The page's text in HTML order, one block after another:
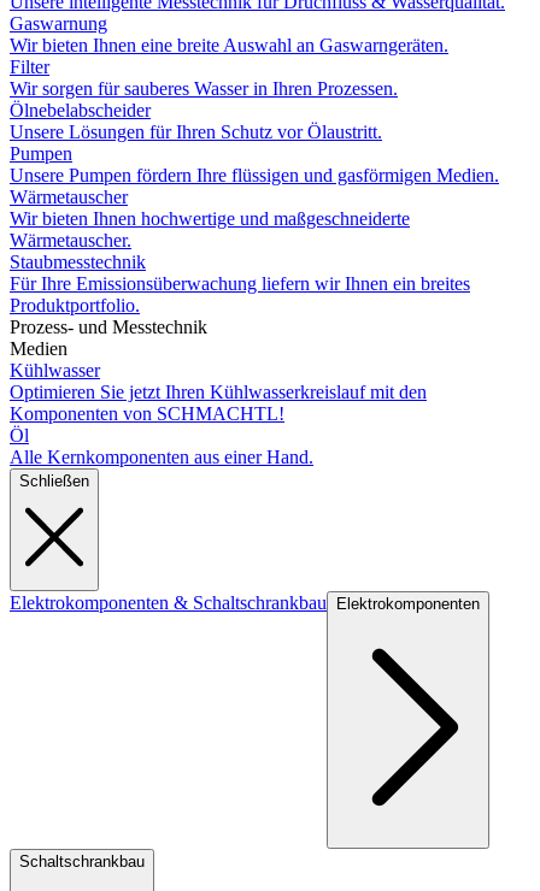
Gaswarnung
Wir bieten Ihnen eine breite Auswahl an Gaswarngeräten.
Filter
Wir sorgen für sauberes Wasser in Ihren Prozessen.
Ölnebelabscheider
Unsere Lösungen für Ihren Schutz vor Ölaustritt.
Pumpen
Unsere Pumpen fördern Ihre flüssigen und gasförmigen Medien.
Wärmetauscher
Wir bieten Ihnen hochwertige und maßgeschneiderte
Wärmetauscher.
Staubmesstechnik
Für Ihre Emissionsüberwachung liefern wir Ihnen ein breites
Produktportfolio.
Prozess- und Messtechnik
Medien
Kühlwasser
Optimieren Sie jetzt Ihren Kühlwasserkreislauf mit den
Komponenten von SCHMACHTL!
Öl
Alle Kernkomponenten aus einer Hand.
Schließen
Elektrokomponenten & Schaltschrankbau Elektrokomponenten
Schaltschrankbau